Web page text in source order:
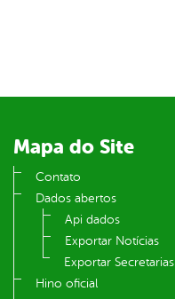
Mapa do Site
Contato
Dados abertos
Api dados
Exportar Notícias
Exportar Secretarias
Hino oficial